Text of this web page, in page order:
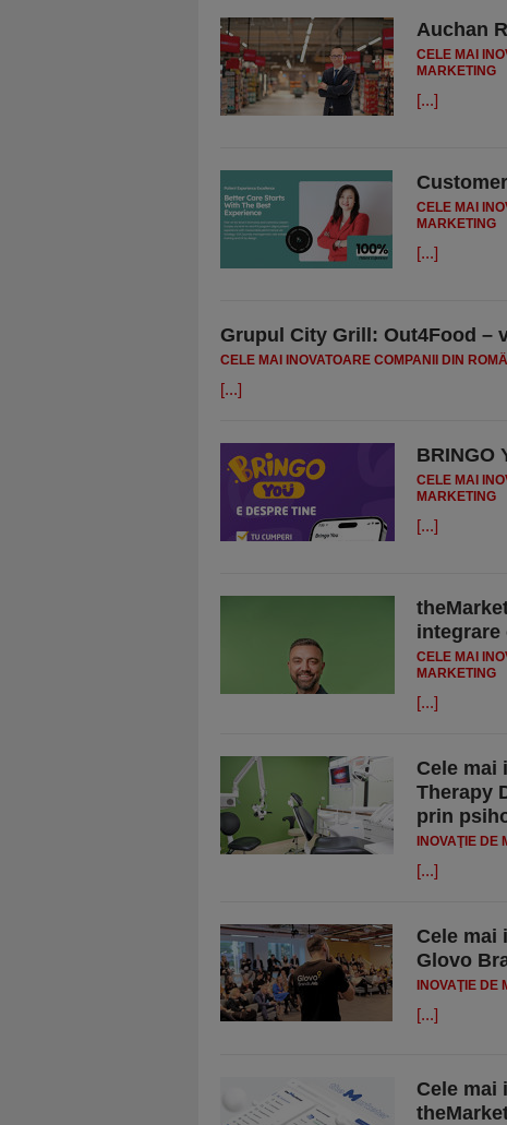
Auchan
CELE MAI
MARKETING
[...]
CELE MAI
MARKETING
[...]
Grupul City Grill: Out4Food –
CELE MAI INOVATOARE COMPANII DIN
[...]
BRINGO
CELE MAI
MARKETING
[...]
integrare
CELE MAI
MARKETING
[...]
Cele mai
Therapy
prin
INOVAŢIE DE
[...]
Cele mai
Glovo
INOVAŢIE DE
[...]
Cele mai